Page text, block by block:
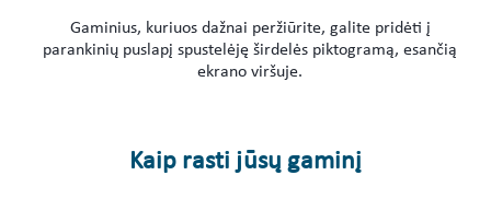
Gaminius, kuriuos dažnai peržiūrite, galite pridėti į
parankinių puslapį spustelėję širdelės piktogramą, esančią
ekrano viršuje.
Kaip rasti jūsų gaminį